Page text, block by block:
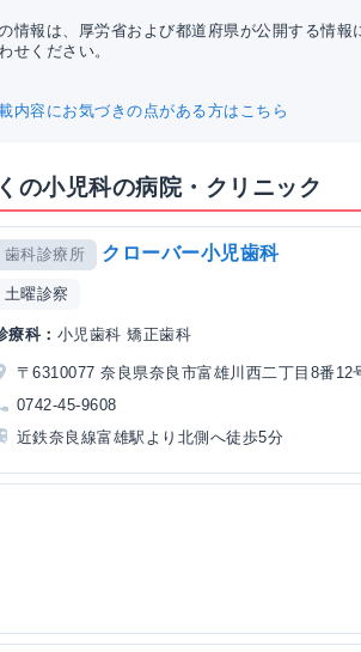
情報は、厚労省および都道府県が公開する情
せください。
内容にお気づきの点がある方はこちら
の小児科の病院・クリニック
歯科診療所 クローバー小児歯科
土曜診察
療科： 小児歯科 矯正歯科
〒6310077 奈良県奈良市富雄川西二丁目8番12
0742-45-9608
近鉄奈良線富雄駅より北側へ徒歩5分